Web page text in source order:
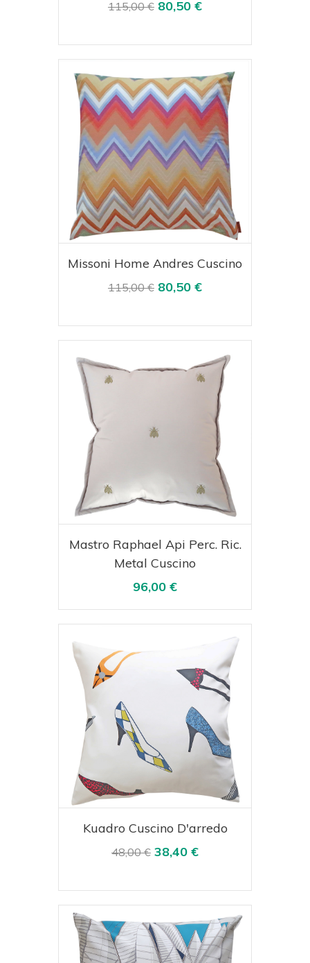
115,00 € 80,50 €
Acquista Visualizza
Missoni Home Andres Cuscino
115,00 € 80,50 €
Acquista Visualizza
Mastro Raphael Api Perc. Ric.
Metal Cuscino
96,00 €
Acquista Visualizza
Kuadro Cuscino D'arredo
48,00 € 38,40 €